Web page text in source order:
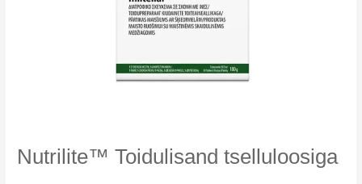
Nutrilite™ Toidulisand tselluloosiga